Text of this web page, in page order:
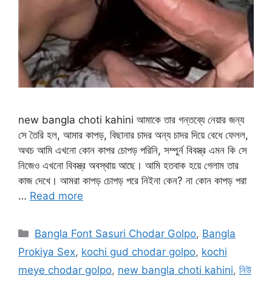
new bangla choti kahini আমাকে তার গন্তব্যে নেয়ার জন্য
সে তৈরি হল, আমার কাপড়, বিছানার চাদর অন্য চাদর দিয়ে বেধে ফেলল,
অথচ আমি এখনো কোন কাপর চোপড় পরিনি, সম্পুর্ন বিবস্ত্র এমন কি সে
নিজেও এখনো বিবস্ত্র অবস্থায় আছে। আমি হতবাক হয়ে গেলাম তার
কাজ দেখে। আমরা কাপড় চোপড় পরে নিইনা কেন? না কোন কাপড় পরা
… Read more
Categories
Bangla Font Sasuri Chodar Golpo, Bangla
Prokiya Sex, kochi gud chodar golpo, kochi
meye chodar golpo, new bangla choti kahini, নিউ